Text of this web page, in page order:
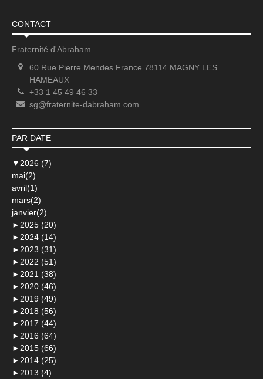
CONTACT
Fraternité d'Abraham
60 Rue Pierre Mendes France 78114 MAGNY LES
HAMEAUX
+33 1 45 49 46 33
sg@fraternite-dabraham.com
PAR DATE
▼ 2026 (7)
mai(2)
avril(1)
mars(2)
janvier(2)
► 2025 (20)
► 2024 (14)
► 2023 (31)
► 2022 (51)
► 2021 (38)
► 2020 (46)
► 2019 (49)
► 2018 (56)
► 2017 (44)
► 2016 (64)
► 2015 (66)
► 2014 (25)
► 2013 (4)